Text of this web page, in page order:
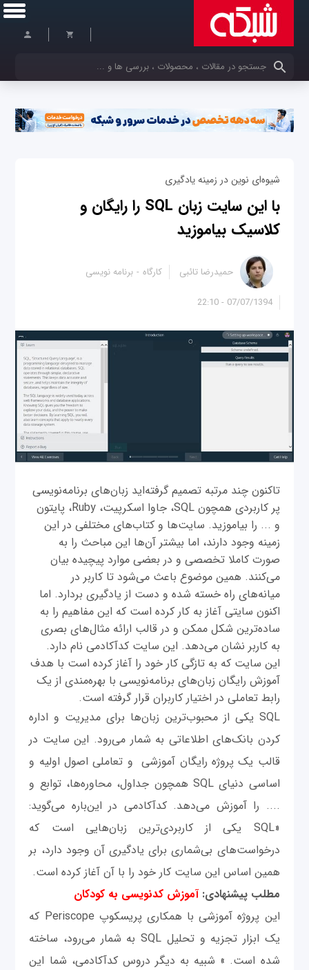
کلمات کلیدی خود را وارد کنید
شیوه‌ای نوین در زمینه یادگیری
با این سایت زبان SQL را رایگان و
کلاسیک بیاموزید
07/07/1394 - 22:10
حمیدرضا تائبی کارگاه برنامه نویسی
تاکنون چند مرتبه تصمیم گرفته‌اید زبان‌های برنامه‌نویسی
پر کاربردی همچون SQL، جاوا اسکرپیت، Ruby، پایتون
و ... را بیاموزید. سایت‌ها و کتاب‌های مختلفی در این
زمینه وجود دارند، اما بیشتر آن‌ها این مباحث را به
صورت کاملا تخصصی و در بعضی موارد پیچیده بیان
می‌کنند. همین موضوع باعث می‌شود تا کاربر در
میانه‌های راه خسته شده و دست از یادگیری بردارد. اما
اکنون سایتی آغاز به کار کرده است که این مفاهیم را به
ساده‌ترین شکل ممکن و در قالب ارائه مثال‌های بصری
به کاربر نشان می‌دهد. این سایت کدآکادمی نام دارد.
این سایت که به تازگی کار خود را آغاز کرده است با هدف
آموزش رایگان زبان‌های برنامه‌نویسی با بهره‌مندی از یک
رابط تعاملی در اختیار کاربران قرار گرفته است.
SQL یکی از محبوب‌ترین زبان‌ها برای مدیریت و اداره
کردن بانک‌های اطلاعاتی به شمار می‌رود. این سایت در
قالب یک پروژه رایگان آموزشی و تعاملی اصول اولیه و
اساسی دنیای SQL همچون جداول، محاوره‌ها، توابع و
.... را آموزش می‌دهد. کدآکادمی در این‌باره می‌گوید:
«SQL یکی از کاربردی‌ترین زبان‌هایی است که
درخواست‌های بی‌شماری برای یادگیری آن وجود دارد، بر
همین اساس این سایت کار خود را با آن آغاز کرده است.
مطلب پیشنهادی:آموزش کدنویسی به کودکان
این پروژه آموزشی با همکاری پریسکوپ Periscope که
یک ابزار تجزیه و تحلیل SQL به شمار می‌رود، ساخته
شده است. » شبیه به دیگر دروس کدآکادمی، شما این